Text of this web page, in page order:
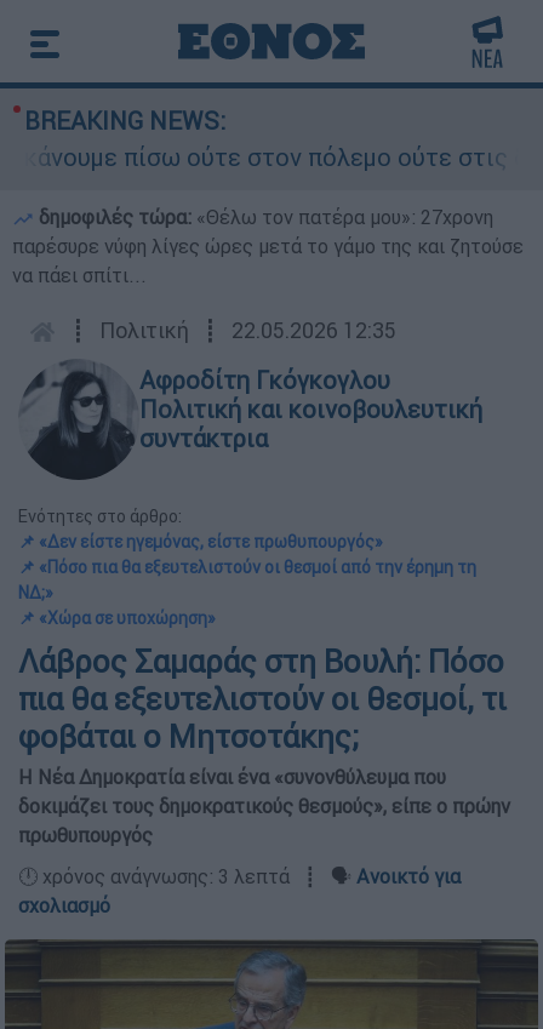
BREAKING NEWS:
πίσω ούτε στον πόλεμο ούτε στις
δημοφιλές τώρα: «Θέλω τον πατέρα μου»: 27χρονη
παρέσυρε νύφη λίγες ώρες μετά το γάμο της και ζητούσε
να πάει σπίτι...
┋ Πολιτική ┋ 22.05.2026 12:35
Αφροδίτη Γκόγκογλου
Πολιτική και κοινοβουλευτική
συντάκτρια
Ενότητες στο άρθρο:
📌 «Δεν είστε ηγεμόνας, είστε πρωθυπουργός»
📌 «Πόσο πια θα εξευτελιστούν οι θεσμοί από την έρημη τη
ΝΔ;»
📌 «Χώρα σε υποχώρηση»
Λάβρος Σαμαράς στη Βουλή: Πόσο
πια θα εξευτελιστούν οι θεσμοί, τι
φοβάται ο Μητσοτάκης;
Η Νέα Δημοκρατία είναι ένα «συνονθύλευμα που
δοκιμάζει τους δημοκρατικούς θεσμούς», είπε ο πρώην
πρωθυπουργός
🕛 χρόνος ανάγνωσης: 3 λεπτά ┋ 🗣️ Ανοικτό για
σχολιασμό